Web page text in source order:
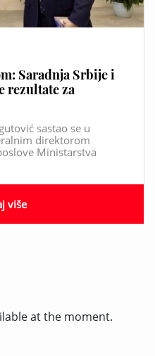
at the moment.
Saradnja Srbije i
rezultate za
sastao se u
direktorom
Ministarstva
više